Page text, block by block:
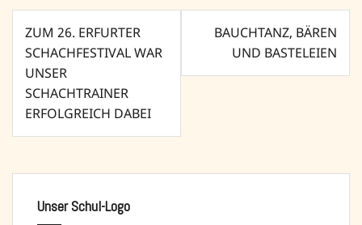
Beitragsnavigation
ZUM 26. ERFURTER
SCHACHFESTIVAL WAR
UNSER
SCHACHTRAINER
ERFOLGREICH DABEI
BAUCHTANZ, BÄREN
UND BASTELEIEN
Unser Schul-Logo